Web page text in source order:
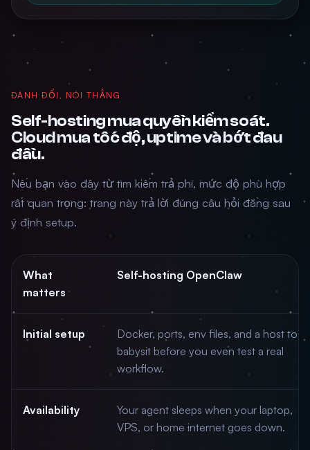
ĐÁNH ĐỔI, NÓI THẲNG
Self-hosting mua quyền kiểm soát.
Cloud mua tốc độ, uptime và bớt đau
đầu.
Nếu bạn vào đây từ tìm kiếm trả phí, mức độ phù hợp
rất quan trọng: trang này trả lời đúng câu hỏi đằng sau
ý định setup.
What
matters
Self-hosting OpenClaw
Initial setup
Docker, ports, env files, and a host to
babysit before you even test a real
workflow.
Availability
Your agent sleeps when your laptop,
VPS, or home internet goes down.